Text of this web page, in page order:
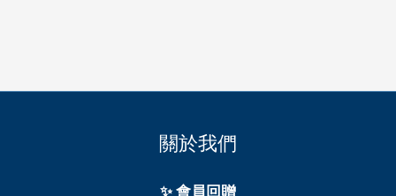
關於我們
✨ 會員回贈